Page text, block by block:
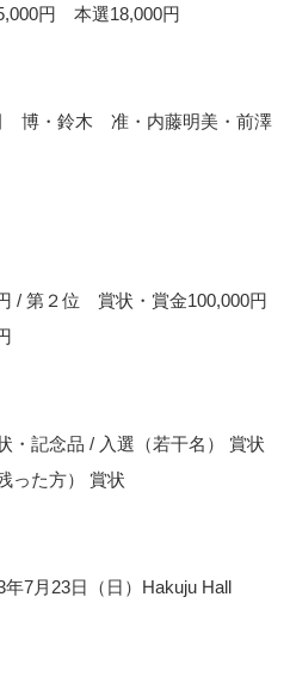
円 本選18,000円
博・鈴木 准・内藤明美・前澤
/ 第２位 賞状・賞金100,000円
・記念品 / 入選（若干名） 賞状
った方） 賞状
7月23日（日）Hakuju Hall